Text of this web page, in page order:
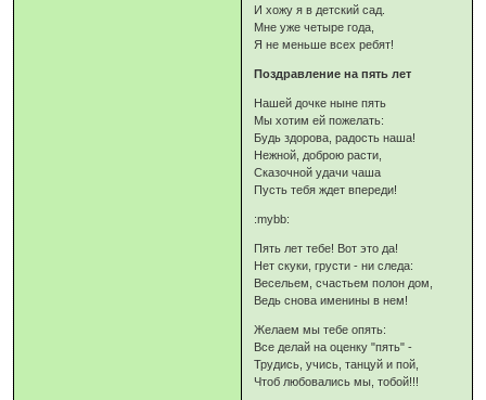
И хожу я в детский сад.
Мне уже четыре года,
Я не меньше всех ребят!
Поздравление на пять лет
Нашей дочке ныне пять
Мы хотим ей пожелать:
Будь здорова, радость наша!
Нежной, доброю расти,
Сказочной удачи чаша
Пусть тебя ждет впереди!
:mybb:
Пять лет тебе! Вот это да!
Нет скуки, грусти - ни следа:
Весельем, счастьем полон дом,
Ведь снова именины в нем!
Желаем мы тебе опять:
Все делай на оценку "пять" -
Трудись, учись, танцуй и пой,
Чтоб любовались мы, тобой!!!